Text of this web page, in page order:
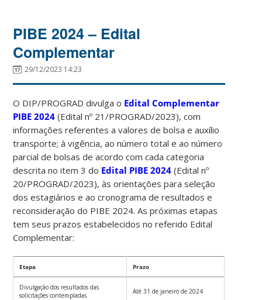
PIBE 2024 – Edital
Complementar
29/12/2023 14:23
O DIP/PROGRAD divulga o Edital Complementar
PIBE 2024 (Edital nº 21/PROGRAD/2023), com
informações referentes a valores de bolsa e auxílio
transporte; à vigência, ao número total e ao número
parcial de bolsas de acordo com cada categoria
descrita no item 3 do Edital PIBE 2024(Edital nº
20/PROGRAD/2023), às orientações para seleção
dos estagiários e ao cronograma de resultados e
reconsideração do PIBE 2024. As próximas etapas
tem seus prazos estabelecidos no referido Edital
Complementar:
Etapa Prazo
Divulgação dos resultados das
solicitações contempladas
Até 31 de janeiro de 2024